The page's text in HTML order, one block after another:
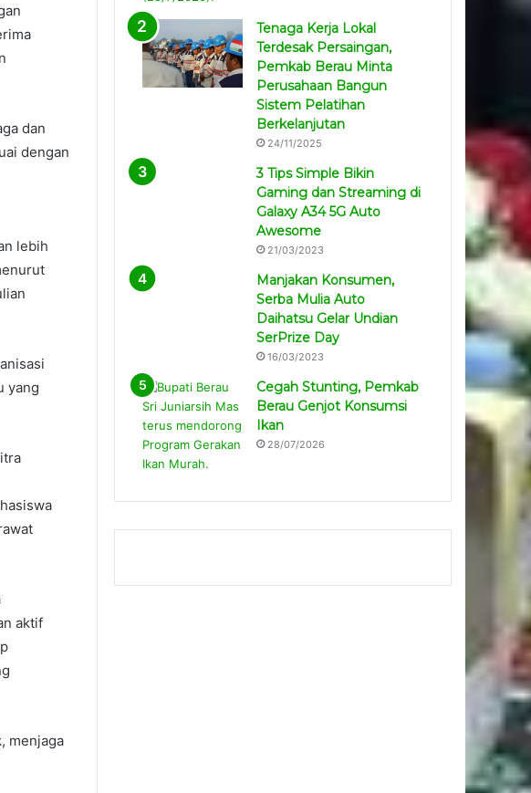
dan
dengan
lebih
yang
aktif
menjaga
Tenaga Kerja Lokal
Terdesak Persaingan,
Pemkab Berau Minta
Perusahaan Bangun
Sistem Pelatihan
Berkelanjutan
24/11/2025
3 Tips Simple Bikin
Gaming dan Streaming di
Galaxy A34 5G Auto
Awesome
21/03/2023
Manjakan Konsumen,
Serba Mulia Auto
Daihatsu Gelar Undian
SerPrize Day
16/03/2023
Cegah Stunting, Pemkab
Berau Genjot Konsumsi
Ikan
28/07/2026